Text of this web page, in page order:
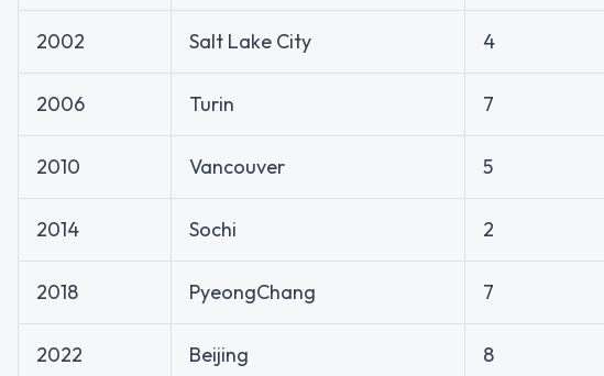
2002 Salt Lake City 4
2006 Turin 7
2010 Vancouver 5
2014 Sochi 2
2018 PyeongChang 7
2022 Beijing 8